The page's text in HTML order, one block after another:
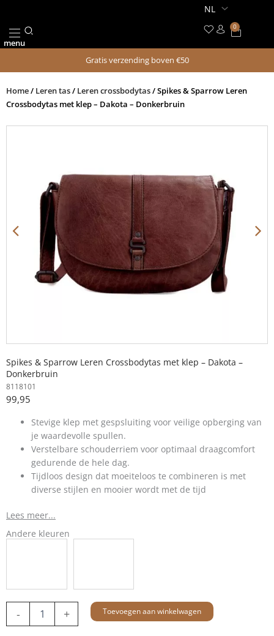
de
inhoud
menu
0
Gratis verzending boven €50
Home/ Leren tas/ Leren crossbodytas/ Spikes & Sparrow Leren
Crossbodytas met klep – Dakota – Donkerbruin
Spikes & Sparrow Leren Crossbodytas met klep – Dakota –
Donkerbruin
8118101
99,95
Stevige klep met gespsluiting voor veilige opberging van
je waardevolle spullen.
Verstelbare schouderriem voor optimaal draagcomfort
gedurende de hele dag.
Tijdloos design dat moeiteloos te combineren is met
diverse stijlen en mooier wordt met de tijd
Lees meer...
Andere kleuren
-
Crossbodytas
+ Toevoegen aan winkelwagen